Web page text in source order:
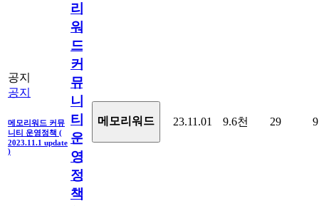
공지
공지
메모리워드 커뮤
니티 운영정책 (
2023.11.1 update
)
리
워
드
커
뮤
니
티
운
영
정
책
메모리워드 23.11.01 9.6천 29 9